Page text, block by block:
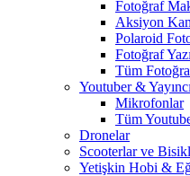
Fotoğraf
Aksiyon
Polaroid
Fotoğraf
Tüm
Youtuber &
Mikrofonlar
Tüm
Dronelar
Scooterlar ve
Yetişkin Hobi &